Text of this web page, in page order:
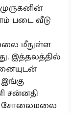
படை வீடு
மீதுள்ள
இத்தலத்தில்
சன்னதி
சோலைமலை